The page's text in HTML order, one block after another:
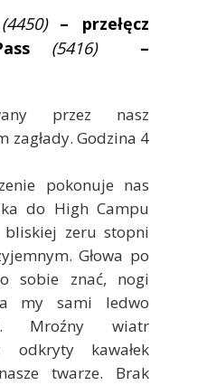
(4450)– przełęcz
(5416)–
przez nasz
zagłady. Godzina 4
pokonuje nas
do High Campu
zeru stopni
Głowa po
sobie znać, nogi
my sami ledwo
Mroźny wiatr
odkryty kawałek
twarze. Brak